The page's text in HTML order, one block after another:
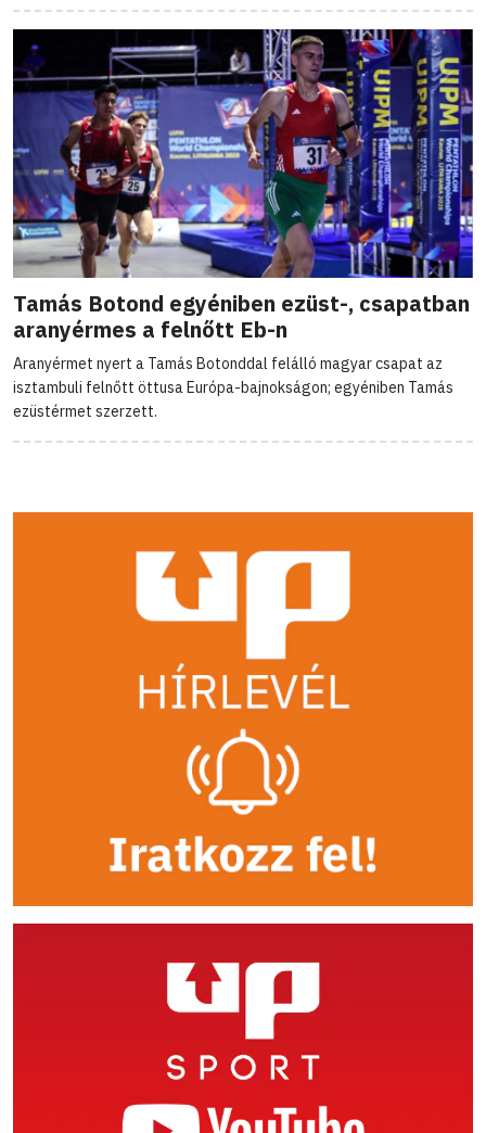
Tamás Botond egyéniben ezüst-, csapatban
aranyérmes a felnőtt Eb-n
Aranyérmet nyert a Tamás Botonddal felálló magyar csapat az
isztambuli felnőtt öttusa Európa-bajnokságon; egyéniben Tamás
ezüstérmet szerzett.